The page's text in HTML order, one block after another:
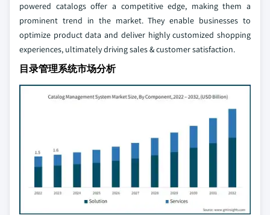
powered catalogs offer a competitive edge, making them a
prominent trend in the market. They enable businesses to
optimize product data and deliver highly customized shopping
experiences, ultimately driving sales & customer satisfaction.
目录管理系统市场分析